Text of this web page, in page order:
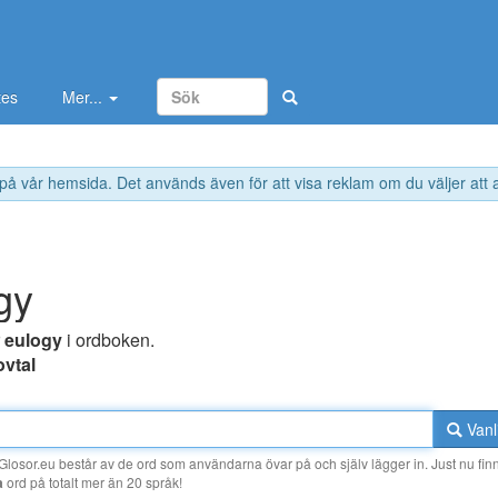
vår hemsida. Det används även för att visa reklam om du väljer
Mer...
eulogy i ordboken.
består av de ord som användarna övar på och själv lägger in. Just nu
ord på totalt mer än 20 språk!